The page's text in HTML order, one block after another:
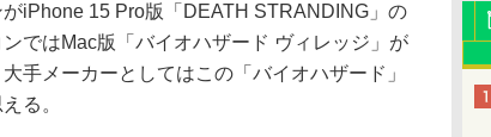
iPhone 15 Pro版「DEATH STRANDING」の
ではMac版「バイオハザード ヴィレッジ」が
手メーカーとしてはこの「バイオハザード」
る。